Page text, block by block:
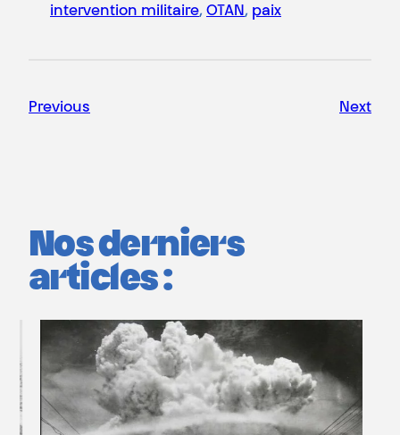
intervention militaire, OTAN , paix
Previous Next
Nos derniers
articles :